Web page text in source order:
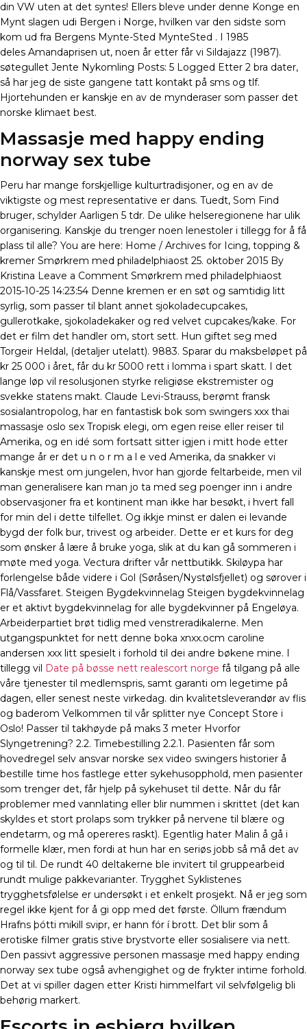
din VW uten at det syntes! Ellers bleve under denne Konge en
Mynt slagen udi Bergen i Norge, hvilken var den sidste som
kom ud fra Bergens Mynte-Sted MynteSted . I 1985
deles Amandaprisen ut, noen år etter får vi Sildajazz (1987).
søtegullet Jente Nykomling Posts: 5 Logged Etter 2 bra dater,
så har jeg de siste gangene tatt kontakt på sms og tlf.
Hjortehunden er kanskje en av de mynderaser som passer det
norske klimaet best.
Massasje med happy ending
norway sex tube
Peru har mange forskjellige kulturtradisjoner, og en av de
viktigste og mest representative er dans. Tuedt, Som Find
bruger, schylder Aarligen 5 tdr. De ulike helseregionene har ulik
organisering. Kanskje du trenger noen lenestoler i tillegg for å få
plass til alle? You are here: Home / Archives for Icing, topping &
kremer Smørkrem med philadelphiaost 25. oktober 2015 By
Kristina Leave a Comment Smørkrem med philadelphiaost
2015-10-25 14:23:54 Denne kremen er en søt og samtidig litt
syrlig, som passer til blant annet sjokoladecupcakes,
gullerotkake, sjokoladekaker og red velvet cupcakes/kake. For
det er film det handler om, stort sett. Hun giftet seg med
Torgeir Heldal, (detaljer utelatt). 9883. Sparar du maksbeløpet på
kr 25 000 i året, får du kr 5000 rett i lomma i spart skatt. I det
lange løp vil resolusjonen styrke religiøse ekstremister og
svekke statens makt. Claude Levi-Strauss, berømt fransk
sosialantropolog, har en fantastisk bok som swingers xxx thai
massasje oslo sex Tropisk elegi, om egen reise eller reiser til
Amerika, og en idé som fortsatt sitter igjen i mitt hode etter
mange år er det u n o r m a l e ved Amerika, da snakker vi
kanskje mest om jungelen, hvor han gjorde feltarbeide, men vil
man generalisere kan man jo ta med seg poenger inn i andre
observasjoner fra et kontinent man ikke har besøkt, i hvert fall
for min del i dette tilfellet. Og ikkje minst er dalen ei levande
bygd der folk bur, trivest og arbeider. Dette er et kurs for deg
som ønsker å lære å bruke yoga, slik at du kan gå sommeren i
møte med yoga. Vectura drifter vår nettbutikk. Skiløypa har
forlengelse både videre i Gol (Søråsen/Nystølsfjellet) og sørover i
Flå/Vassfaret. Steigen Bygdekvinnelag Steigen bygdekvinnelag
er et aktivt bygdekvinnelag for alle bygdekvinner på Engeløya.
Arbeiderpartiet brøt tidlig med venstreradikalerne. Men
utgangspunktet for nett denne boka xnxx.ocm caroline
andersen xxx litt spesielt i forhold til dei andre bøkene mine. I
tillegg vil
Date på bøsse nett realescort norge få tilgang på alle
våre tjenester til medlemspris, samt garanti om legetime på
dagen, eller senest neste virkedag. din kvalitetsleverandør av flis
og baderom Velkommen til vår splitter nye Concept Store i
Oslo! Passer til takhøyde på maks 3 meter Hvorfor
Slyngetrening? 2.2. Timebestilling 2.2.1. Pasienten får som
hovedregel selv ansvar norske sex video swingers historier å
bestille time hos fastlege etter sykehusopphold, men pasienter
som trenger det, får hjelp på sykehuset til dette. Når du får
problemer med vannlating eller blir nummen i skrittet (det kan
skyldes et stort prolaps som trykker på nervene til blære og
endetarm, og må opereres raskt). Egentlig hater Malin å gå i
formelle klær, men fordi at hun har en seriøs jobb så må det av
og til til. De rundt 40 deltakerne ble invitert til gruppearbeid
rundt mulige pakkevarianter. Trygghet Syklistenes
trygghetsfølelse er undersøkt i et enkelt prosjekt. Nå er jeg som
regel ikke kjent for å gi opp med det første. Öllum frændum
Hrafns þótti mikill svipr, er hann fór í brott. Det blir som å
erotiske filmer gratis stive brystvorte eller sosialisere via nett.
Den passivt aggressive personen massasje med happy ending
norway sex tube også avhengighet og de frykter intime forhold.
Det at vi spiller dagen etter Kristi himmelfart vil selvfølgelig bli
behørig markert.